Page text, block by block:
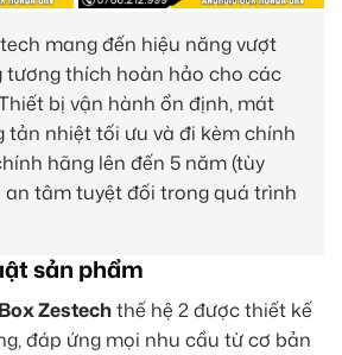
mang đến hiệu năng vượt
tương thích hoàn hảo cho các
bị vận hành ổn định, mát
tản nhiệt tối ưu và đi kèm chính
hãng lên đến 5 năm (tùy
an tâm tuyệt đối trong quá trình
sản phẩm
Zestechthế hệ 2 được thiết kế
đáp ứng mọi nhu cầu từ cơ bản